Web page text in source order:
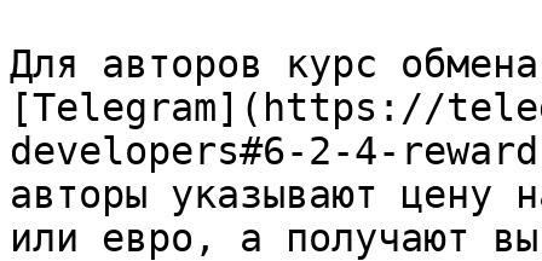
Для авторов курс
[Telegram](https://
developers#6-2-4-
авторы указывают цену
или евро, а получают